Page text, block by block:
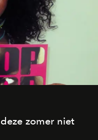
zomer niet